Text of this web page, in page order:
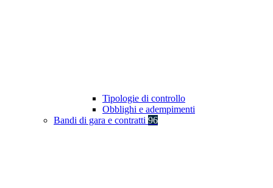
Tipologie di controllo
Obblighi e adempimenti
Bandi di gara e contratti 96